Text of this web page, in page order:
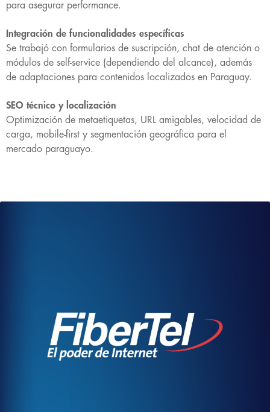
para asegurar performance.
Integración de funcionalidades específicas
Se trabajó con formularios de suscripción, chat de atención o
módulos de self-service (dependiendo del alcance), además
de adaptaciones para contenidos localizados en Paraguay.
SEO técnico y localización
Optimización de metaetiquetas, URL amigables, velocidad de
carga, mobile-first y segmentación geográfica para el
mercado paraguayo.